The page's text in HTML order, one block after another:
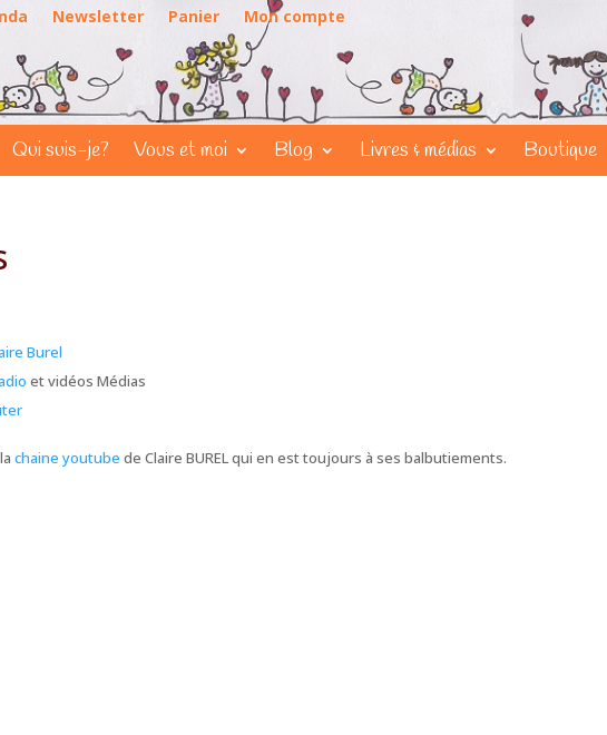
Newsletter Panier Mon compte
Qui suis-je? Vous et moi Blog Livres & médias Boutique
Burel
et vidéos Médias
chaine youtube de Claire BURELqui en est toujours à ses balbutiements.